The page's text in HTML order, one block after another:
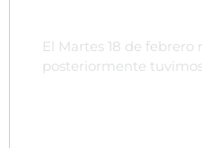
El Martes 18 de
posteriormente